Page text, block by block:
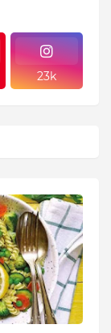
23k